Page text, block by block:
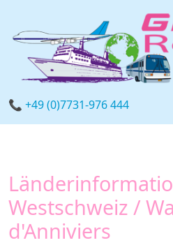
📞 +49 (0)7731-976 444
Westschweiz /
d'Anniviers